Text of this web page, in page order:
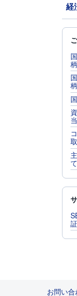
経
柄
柄
て
お問い